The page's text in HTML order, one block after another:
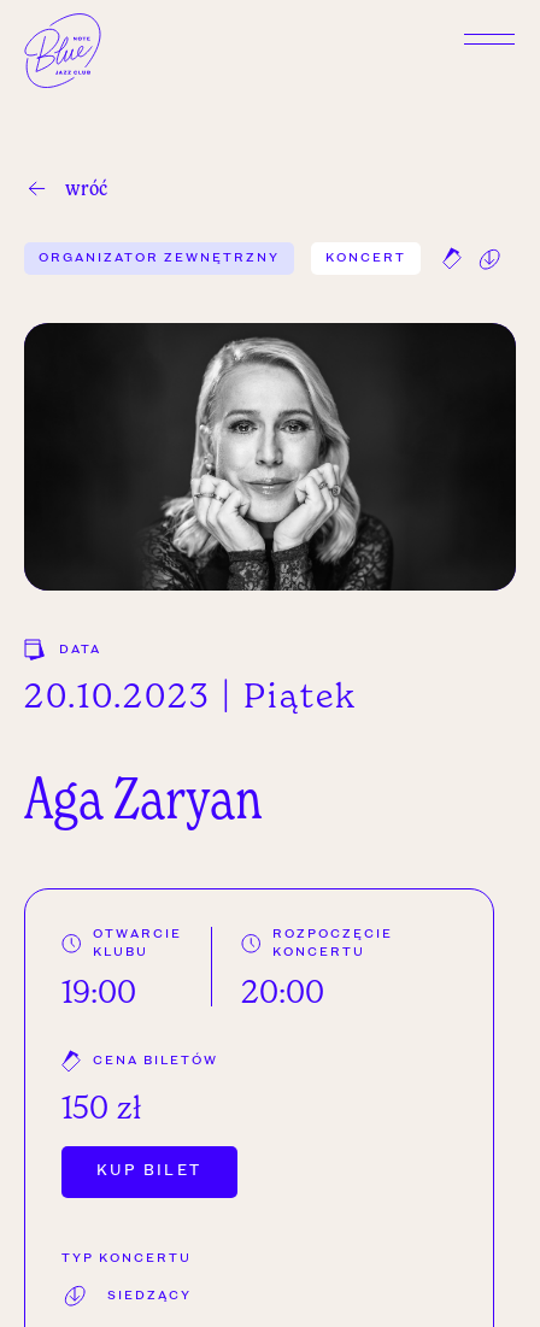
wróć
ORGANIZATOR ZEWNĘTRZNY KONCERT
DATA
20.10.2023 | Piątek
AgaZaryan
OTWARCIE
KLUBU
19:00
ROZPOCZĘCIE
KONCERTU
20:00
CENA BILETÓW
150 zł
KUP BILET
TYP KONCERTU
SIEDZĄCY